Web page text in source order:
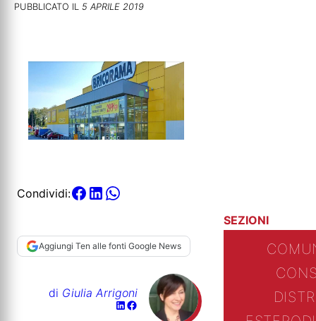
PUBBLICATO IL 5 APRILE 2019
Condividi:
Aggiungi Ten alle fonti Google News
di Giulia Arrigoni
SEZIONI